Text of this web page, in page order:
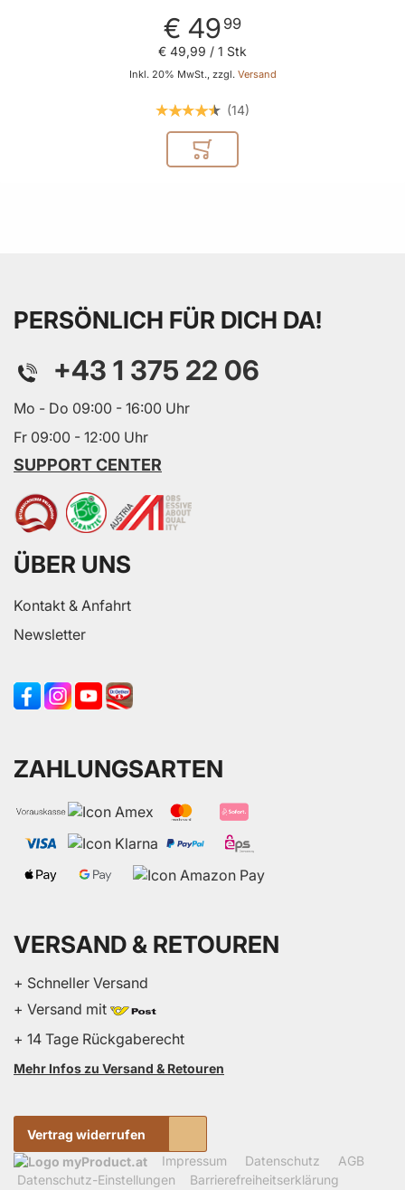
€ 49 99
Inkl. 20% MwSt., zzgl. Versand
€ 49,99 / 1 Stk
14
In den Warenkorb
PERSÖNLICH FÜR DICH DA!
+43 1 375 22 06
Mo - Do 09:00 - 16:00 Uhr
Fr 09:00 - 12:00 Uhr
SUPPORT CENTER
ÜBER UNS
Kontakt & Anfahrt
Newsletter
ZAHLUNGSARTEN
VERSAND & RETOUREN
+ Schneller Versand
+ Versand mit
+ 14 Tage Rückgaberecht
Mehr Infos zu Versand & Retouren
Vertrag widerrufen
Impressum
Datenschutz
AGB
Datenschutz-Einstellungen
Barrierefreiheitserklärung